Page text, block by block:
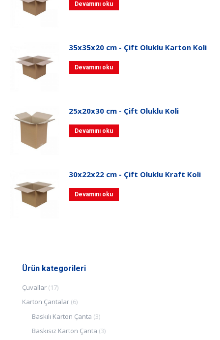
Devamını oku
35x35x20 cm - Çift Oluklu Karton Koli
Devamını oku
25x20x30 cm - Çift Oluklu Koli
Devamını oku
30x22x22 cm - Çift Oluklu Kraft Koli
Devamını oku
Ürün kategorileri
Çuvallar (17)
Karton Çantalar (6)
Baskılı Karton Çanta (3)
Baskısız Karton Çanta (3)